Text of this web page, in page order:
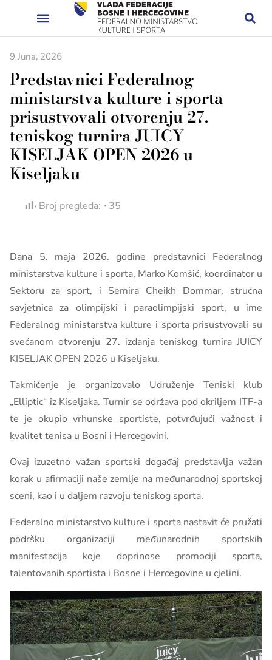
9 Juna, 2026
Predstavnici Federalnog
ministarstva kulture i sporta
prisustvovali otvorenju 27.
teniskog turnira JUICY
KISELJAK OPEN 2026 u
Kiseljaku
Broj pregleda: 35
Dana 5. maja 2026. godine predstavnici Federalnog
ministarstva kulture i sporta, Marko Komšić, koordinator u
Sektoru za sport, i Semira Cheikh Dommar, stručna
savjetnica za olimpijski i paraolimpijski sport, u ime
Federalnog ministarstva kulture i sporta prisustvovali su
svečanom otvorenju 27. izdanja teniskog turnira JUICY
KISELJAK OPEN 2026 u Kiseljaku.
Takmičenje je organizovalo Udruženje Teniski klub
„Elliptic“ iz Kiseljaka. Turnir se održava pod okriljem ITF-a
te je okupio vrhunske sportiste, potvrđujući važnost i
kvalitet tenisa u Bosni i Hercegovini.
Ovaj izuzetno važan sportski događaj predstavlja važan
korak u afirmaciji naše zemlje na međunarodnoj sportskoj
sceni, kao i u daljem razvoju teniskog sporta.
Federalno ministarstvo kulture i sporta nastavit će pružati
podršku organizaciji međunarodnih sportskih
manifestacija koje doprinose promociji sporta,
talentovanih sportista i Bosne i Hercegovine u cjelini.